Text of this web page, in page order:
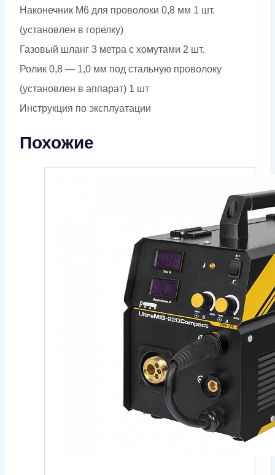
Наконечник М6 для проволоки 0,8 мм 1 шт.
(установлен в горелку)
Газовый шланг 3 метра с хомутами 2 шт.
Ролик 0,8 — 1,0 мм под стальную проволоку
(установлен в аппарат) 1 шт
Инструкция по эксплуатации
Похожие